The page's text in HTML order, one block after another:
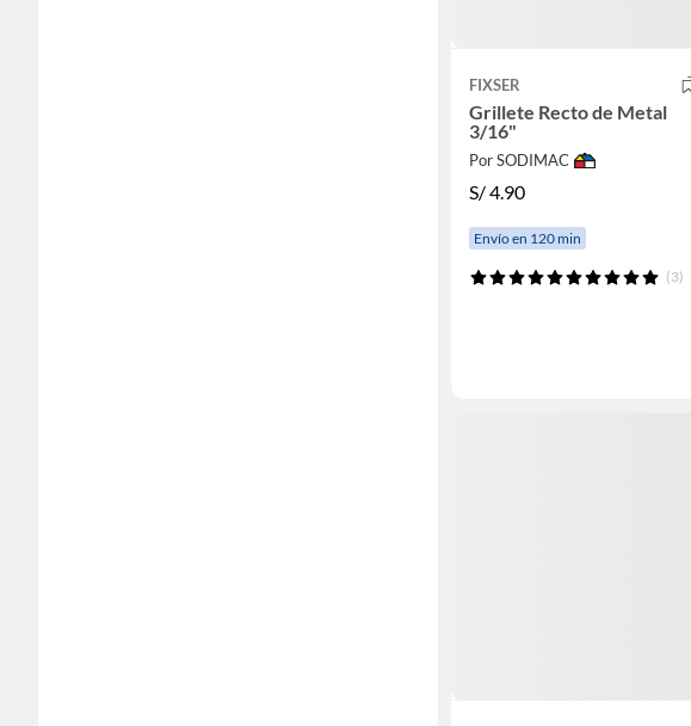
FIXSER
Grillete Recto de Metal
3/16"
Por SODIMAC
S/4.90
Envío en 120 min
(3)